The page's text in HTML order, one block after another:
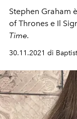
Stephen Graham
of Thrones e Il
Time.
30.11.2021 di